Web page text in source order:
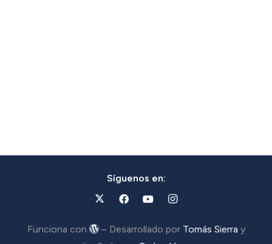
Síguenos en:
Funciona con – Desarrollado por Tomás Sierra y